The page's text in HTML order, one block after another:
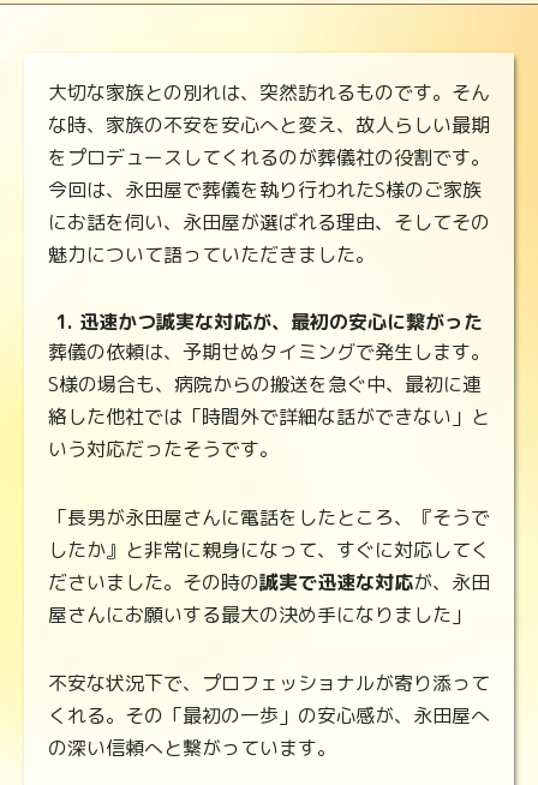
大切な家族との別れは、突然訪れるものです。そん
な時、家族の不安を安心へと変え、故人らしい最期
をプロデュースしてくれるのが葬儀社の役割です。
今回は、永田屋で葬儀を執り行われたS様のご家族
にお話を伺い、永田屋が選ばれる理由、そしてその
魅力について語っていただきました。
1. 迅速かつ誠実な対応が、最初の安心に繋がった
葬儀の依頼は、予期せぬタイミングで発生します。
S様の場合も、病院からの搬送を急ぐ中、最初に連
絡した他社では「時間外で詳細な話ができない」と
いう対応だったそうです。
「長男が永田屋さんに電話をしたところ、『そうで
したか』と非常に親身になって、すぐに対応してく
ださいました。その時の誠実で迅速な対応が、永田
屋さんにお願いする最大の決め手になりました」
不安な状況下で、プロフェッショナルが寄り添って
くれる。その「最初の一歩」の安心感が、永田屋へ
の深い信頼へと繋がっています。